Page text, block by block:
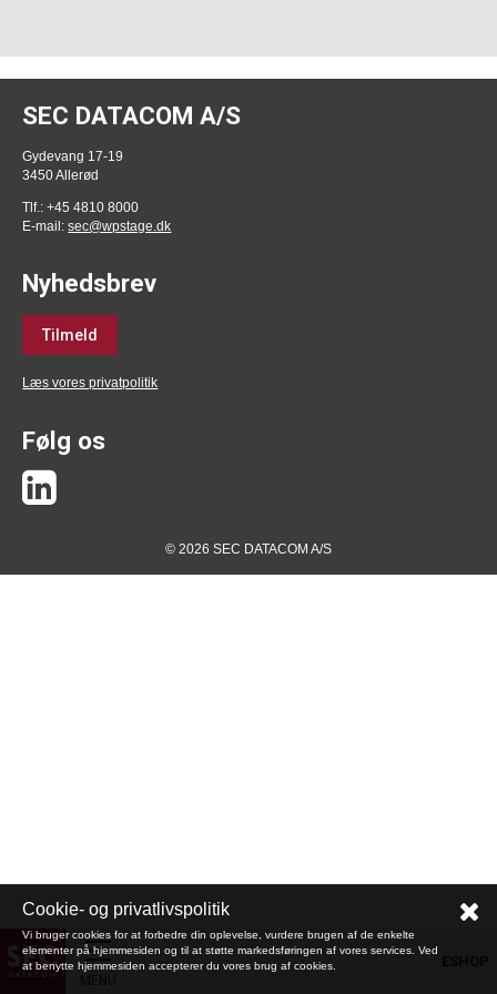
SEC DATACOM A/S
Gydevang 17-19
3450 Allerød
Tlf.: +45 4810 8000
E-mail:sec@wpstage.dk
Nyhedsbrev
Tilmeld
Læs vores privatpolitik
Følg os
© 2026 SEC DATACOM A/S
Cookie- og privatlivspolitik
Vi bruger cookies for at forbedre din oplevelse, vurdere brugen af de enkelte
elementer på hjemmesiden og til at støtte markedsføringen af vores services. Ved
at benytte hjemmesiden accepterer du vores brug af cookies.